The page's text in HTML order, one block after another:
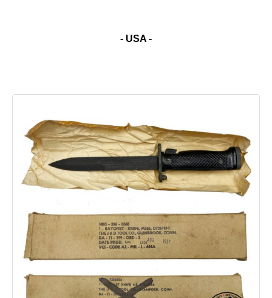
- USA -